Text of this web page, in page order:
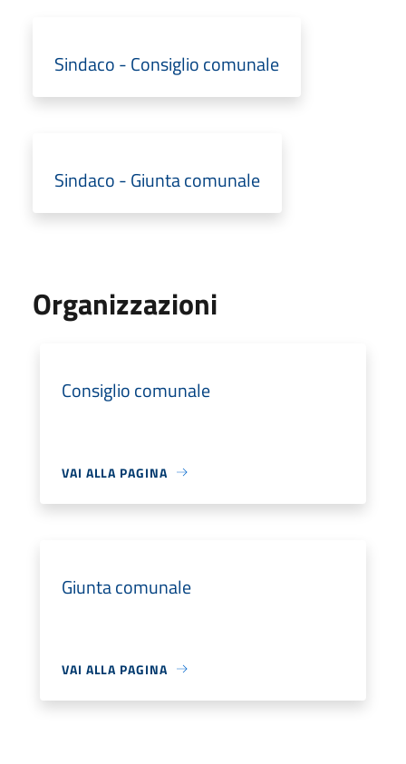
Sindaco - Consiglio comunale
Sindaco - Giunta comunale
Organizzazioni
Consiglio comunale
VAI ALLA PAGINA
Giunta comunale
VAI ALLA PAGINA